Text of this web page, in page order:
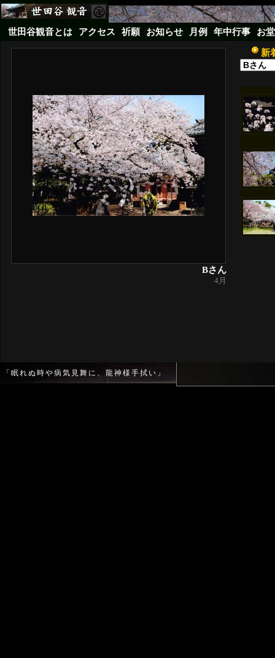
世田谷観音とは アクセス 祈願 お知らせ 月例 年中行事 お堂
Bさん
4月
新
「眠れぬ時や病気見舞に、龍神様手拭い」